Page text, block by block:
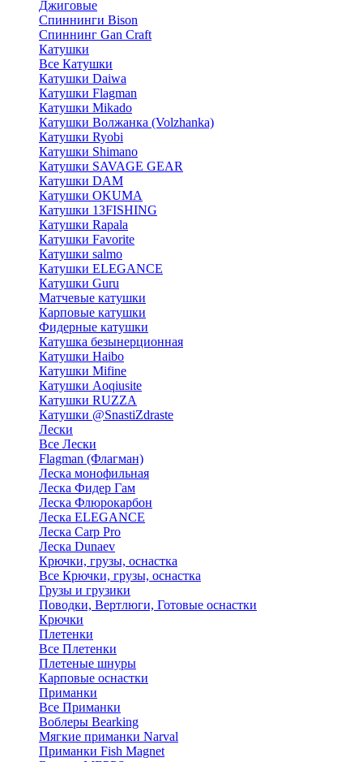
Джиговые
Спиннинги Bison
Спиннинг Gan Craft
Катушки
Все Катушки
Катушки Daiwa
Катушки Flagman
Катушки Mikado
Катушки Волжанка (Volzhanka)
Катушки Ryobi
Катушки Shimano
Катушки SAVAGE GEAR
Катушки DAM
Катушки OKUMA
Катушки 13FISHING
Катушки Rapala
Катушки Favorite
Катушки salmo
Катушки ELEGANCE
Катушки Guru
Матчевые катушки
Карповые катушки
Фидерные катушки
Катушка безынерционная
Катушки Haibo
Катушки Mifine
Катушки Aoqiusite
Катушки RUZZA
Катушки @SnastiZdraste
Лески
Все Лески
Flagman (Флагман)
Леска монофильная
Леска Фидер Гам
Леска Флюрокарбон
Леска ELEGANCE
Леска Carp Pro
Леска Dunaev
Крючки, грузы, оснастка
Все Крючки, грузы, оснастка
Грузы и грузики
Поводки, Вертлюги, Готовые оснастки
Крючки
Плетенки
Все Плетенки
Плетеные шнуры
Карповые оснастки
Приманки
Все Приманки
Воблеры Bearking
Мягкие приманки Narval
Приманки Fish Magnet